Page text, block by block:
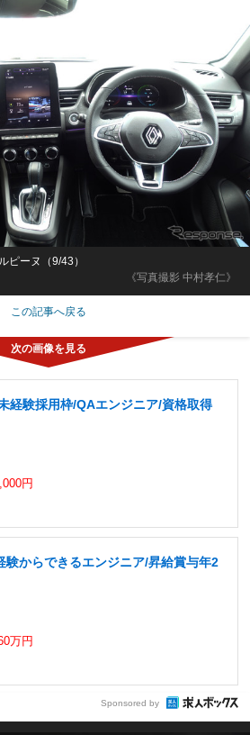
《写真撮影 中村孝仁》
ピーヌ（9/43）
この記事へ戻る
経験採用枠/QAエンジニア/資格取得
円
験からできるエンジニア/昇給賞与年2
万円
Sponsored by